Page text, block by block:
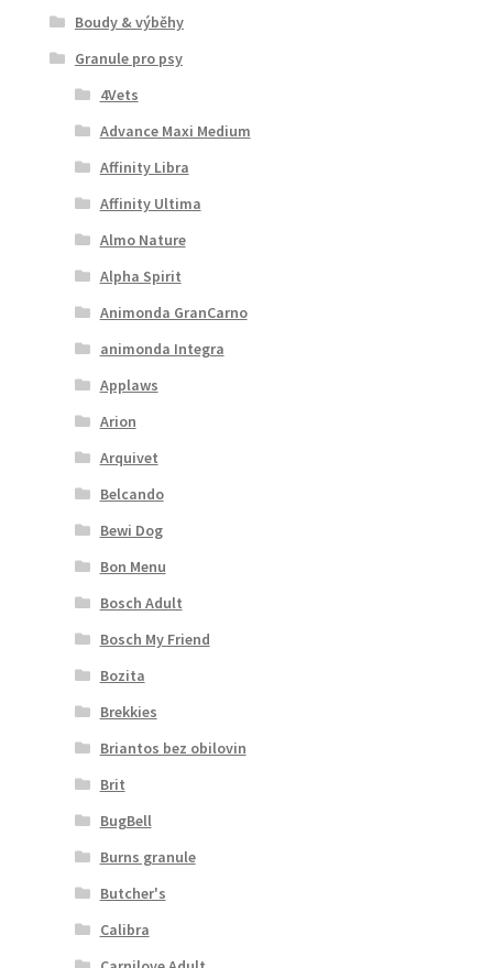
Boudy & výběhy
Granule pro psy
4Vets
Advance Maxi Medium
Affinity Libra
Affinity Ultima
Almo Nature
Alpha Spirit
Animonda GranCarno
animonda Integra
Applaws
Arion
Arquivet
Belcando
Bewi Dog
Bon Menu
Bosch Adult
Bosch My Friend
Bozita
Brekkies
Briantos bez obilovin
Brit
BugBell
Burns granule
Butcher's
Calibra